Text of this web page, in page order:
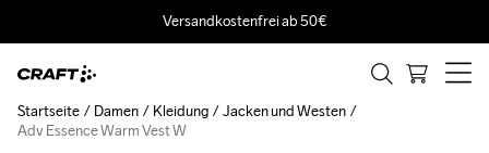
Versandkostenfrei ab 50€
Startseite Damen Kleidung
Jacken und Westen
Adv Essence Warm Vest W